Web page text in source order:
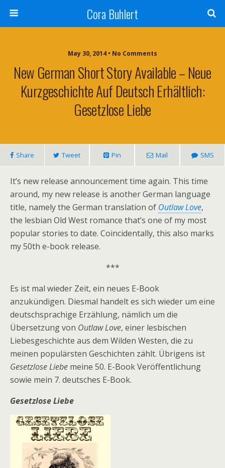
Cora Buhlert
May 30, 2014 • No Comments
New German Short Story Available – Neue
Kurzgeschichte Auf Deutsch Erhältlich:
Gesetzlose Liebe
Share Tweet Pin Mail SMS
It’s new release announcement time again. This time
around, my new release is another German language
title, namely the German translation of Outlaw Love,
the lesbian Old West romance that’s one of my most
popular stories to date. Coincidentally, this also marks
my 50th e-book release.
***
Es ist mal wieder Zeit, ein neues E-Book
anzukündigen. Diesmal handelt es sich wieder um eine
deutschsprachige Erzählung, nämlich um die
Übersetzung von Outlaw Love, einer lesbischen
Liebesgeschichte aus dem Wilden Westen, die zu
meinen populärsten Geschichten zählt. Übrigens ist
Gesetzlose Liebe meine 50. E-Book Veröffentlichung
sowie mein 7. deutsches E-Book.
Gesetzlose Liebe